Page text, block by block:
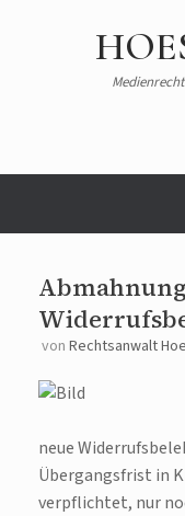
von Rechtsanwalt
neue
Übergangsfrist in
verpflichtet, nur